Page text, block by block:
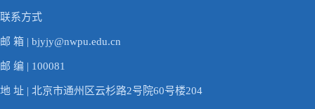
联系方式
邮 箱 | bjyjy@nwpu.edu.cn
邮 编 | 100081
地 址 | 北京市通州区云杉路2号院60号楼204